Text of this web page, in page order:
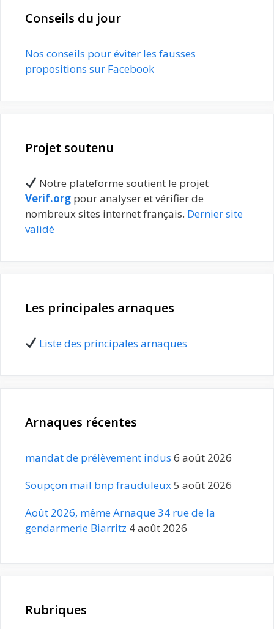
Conseils du jour
Nos conseils pour éviter les fausses
propositions sur Facebook
Projet soutenu
Notre plateforme soutient le projet
Verif.org pour analyser et vérifier de
nombreux sites internet français. Dernier site
validé
Les principales arnaques
Liste des principales arnaques
Arnaques récentes
mandat de prélèvement indus 6 août 2026
Soupçon mail bnp frauduleux5 août 2026
Août 2026, même Arnaque 34 rue de la
gendarmerie Biarritz 4 août 2026
Rubriques